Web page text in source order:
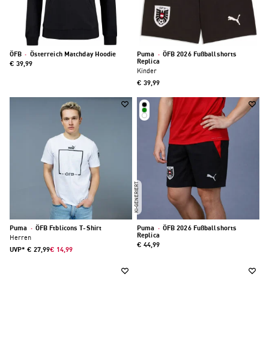
ÖFB · Österreich Matchday Hoodie
€ 39,99
Puma · ÖFB 2026 Fußballshorts
Replica
Kinder
€ 39,99
Puma · ÖFB Ftblicons T-Shirt
Herren
UVP* € 27,99€ 14,99
KI-GENERIERT
Puma · ÖFB 2026 Fußballshorts
Replica
€ 44,99